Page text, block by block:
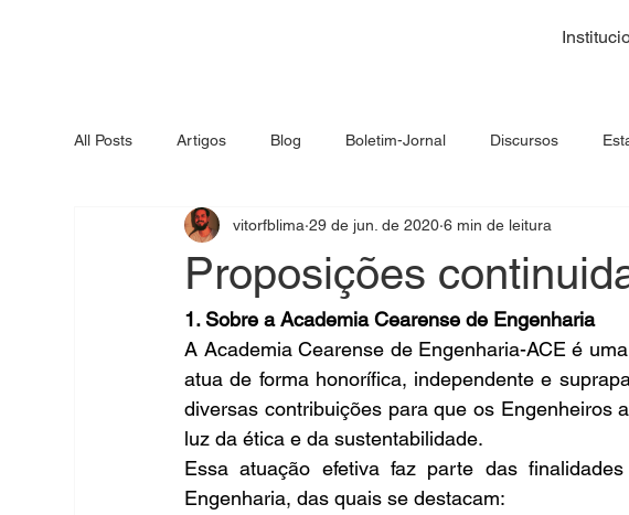
All Posts Artigos Blog Boletim-Jornal Discursos
Proposições
vitorfblima 29 de jun. de 2020 6 min de leitura
1. Sobre a Academia Cearense de Engenharia
A Academia Cearense de Engenharia-ACE é
atua de forma honorífica, independente e
diversas contribuições para que os Engenheiros
luz da ética e da sustentabilidade.
Essa atuação efetiva faz parte das
Engenharia, das quais se destacam: